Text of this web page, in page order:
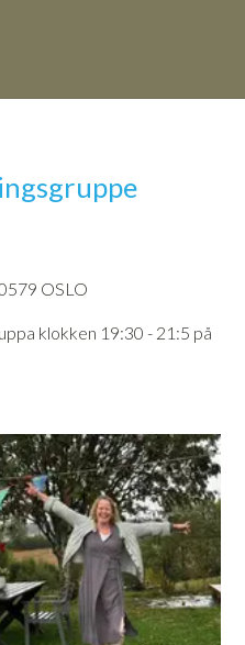
OSLO
klokken 19:30 - 21:5 på